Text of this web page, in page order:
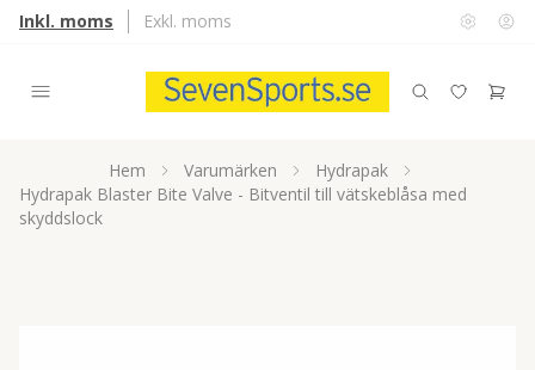
Inkl. moms Exkl. moms
Hem Varumärken
Hydrapak
Hydrapak Blaster Bite Valve - Bitventil till vätskeblåsa med
skyddslock